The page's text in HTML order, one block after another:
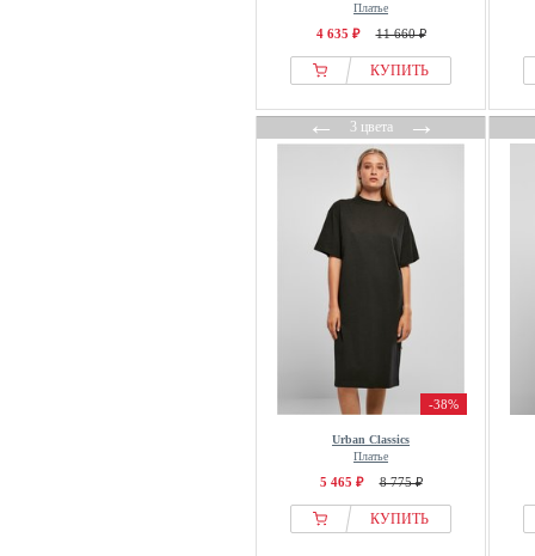
Платье
4 635 ₽ 11 660 ₽
КУПИТЬ
←3 цвета→
-38%
Urban Classics
Платье
5 465 ₽ 8 775 ₽
КУПИТЬ